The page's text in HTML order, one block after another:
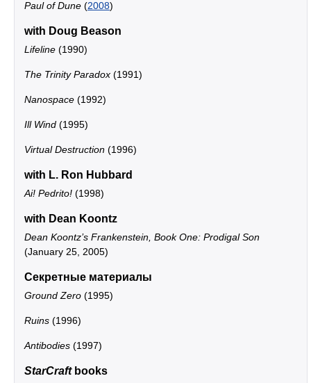
Paul of Dune (2008)
with Doug Beason
Lifeline (1990)
The Trinity Paradox (1991)
Nanospace (1992)
Ill Wind (1995)
Virtual Destruction (1996)
with L. Ron Hubbard
Ai! Pedrito! (1998)
with Dean Koontz
Dean Koontz’s Frankenstein, Book One: Prodigal Son
(January 25, 2005)
Секретные материалы
Ground Zero (1995)
Ruins (1996)
Antibodies (1997)
StarCraftbooks